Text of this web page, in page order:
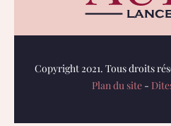
Copyright 2021. Tous droits
Plan du site-